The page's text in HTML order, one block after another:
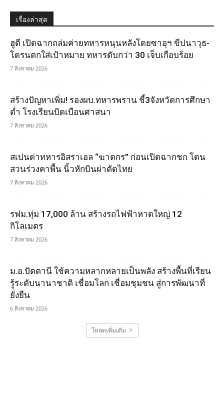
เรื่องล่าสุด
ฮูตี เปิดฉากถล่มค่ายทหารหนุนหลังโดยซาอุฯ ขีปนาวุธ-
โดรนตกใส่เป้าหมาย ทหารดับกว่า 30 เจ็บเกือบร้อย
7 สิงหาคม 2026
สร้างปัญหาเพิ่ม! รองผบ.ทหารพราน ชี้3จังหวัดการศึกษา
ต่ำ โรงเรียนบิดเบือนศาสนา
7 สิงหาคม 2026
สเปนด่าทหารอิสราเอล “ฆาตกร” ก่อนเปิดฉากชก โดน
สวนร่วงคาพื้น นิ้วหักบินผ่าตัดไทย
7 สิงหาคม 2026
รฟม.ทุ่ม 17,000 ล้าน สร้างรถไฟฟ้าหาดใหญ่ 12
กิโลเมตร
7 สิงหาคม 2026
ม.อ.ปัตตานี ใช้ความหลากหลายเป็นพลัง สร้างพื้นที่เรียน
รู้ระดับนานาชาติ เชื่อมโลก เชื่อมชุมชน สู่การพัฒนาที่
ยั่งยืน
6 สิงหาคม 2026
โหลดเพิ่มเติม